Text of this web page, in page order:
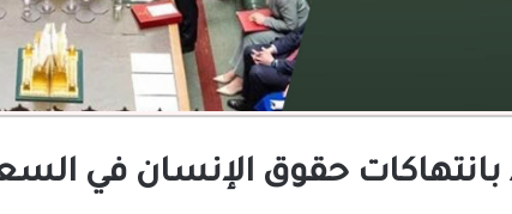
حقوق الإنسان في